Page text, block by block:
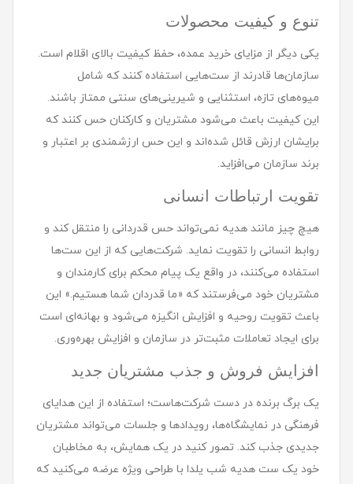
تنوع و کیفیت محصولات
یکی دیگر از مزایای خرید عمده، حفظ کیفیت بالای اقلام است.
سازمان‌ها قادرند از ست‌هایی استفاده کنند که شامل
میوه‌های تازه، استثنایی و شیرینی‌های سنتی ممتاز باشند.
این کیفیت باعث می‌شود مشتریان و کارکنان حس کنند که
برایشان ارزش قائل شده‌اند و این حس ارزشمندی بر اعتبار و
برند سازمان می‌افزاید.
تقویت ارتباطات انسانی
هیچ چیز مانند هدیه نمی‌تواند حس قدردانی را منتقل کند و
روابط انسانی را تقویت نماید. شرکت‌هایی که از این ست‌ها
استفاده می‌کنند، در واقع یک پیام محکم برای کارمندان و
مشتریان خود می‌فرستند که «ما قدردان شما هستیم.» این
باعث تقویت روحیه و افزایش انگیزه می‌شود و بهانه‌ای است
برای ایجاد تعاملات مثبت‌تر در سازمان و افزایش بهره‌وری.
افزایش فروش و جذب مشتریان جدید
یک برگ برنده در دست شرکت‌هاست؛ استفاده از این هدایای
فرهنگی در نمایشگاه‌ها، رویدادها و جلسات می‌تواند مشتریان
جدیدی جذب کند. تصور کنید در یک همایش، به مخاطبان
خود یک ست هدیه شب یلدا با طراحی ویژه عرضه می‌کنید که